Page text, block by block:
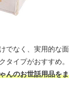
でなく、実用的な面
タイプがおすすめ。
んのお世話用品をま